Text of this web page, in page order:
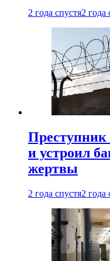
2 года спустя2 года
и устроил
жертвы
2 года спустя2 года